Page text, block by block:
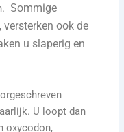
Sommige
ook de
u slaperig en
U loopt dan
oxycodon,